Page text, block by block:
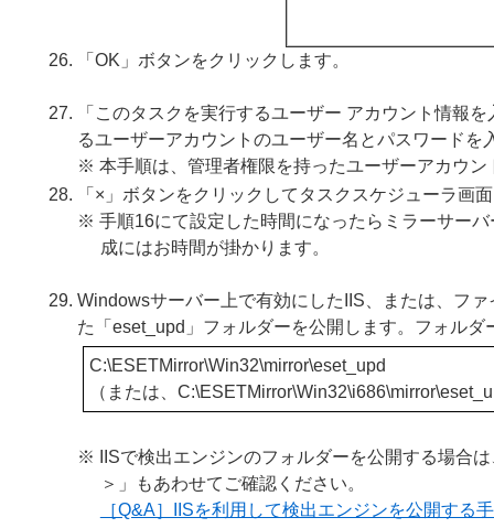
「OK」ボタンをクリックします。
「このタスクを実行するユーザー アカウント情報
るユーザーアカウントのユーザー名とパスワード
※ 本手順は、管理者権限を持ったユーザーアカウン
「×」ボタンをクリックしてタスクスケジューラ画
※ 手順16にて設定した時間になったらミラーサー
成にはお時間が掛かります。
Windowsサーバー上で有効にしたIIS、または、フ
た「eset_upd」フォルダーを公開します。フォルダ
C:\ESETMirror\Win32\mirror\eset_upd
（または、
※ IISで検出エンジンのフォルダーを公開する場合
＞」もあわせてご確認ください。
［Q&A］IISを利用して検出エンジンを公開する